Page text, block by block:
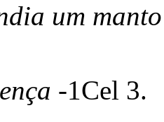
um
-1Cel 3.